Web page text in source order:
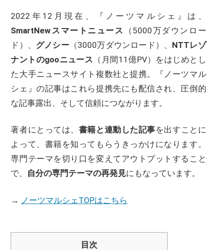
2022年12月現在、『ノーツマルシェ』は、
SmartNewスマートニュース
（5000万ダウンロー
ド）、 グノシー（3000万ダウンロード）、 NTTレゾ
ナントのgooニュース （月間11億PV）をはじめとし
た大手ニュースサイト複数社と提携。『ノーツマル
シェ』の記事はこれら提携先にも配信され、圧倒的
な記事露出、そして信頼につながります。
著者にとっては、 書籍と連動した記事を出すことに
よって、書籍を知ってもらうきっかけになります。
専門テーマを切り口を変えてアウトプットすること
で、 自分の専門テーマの再発見にもなっています。
→ ノーツマルシェTOPはこちら
目次